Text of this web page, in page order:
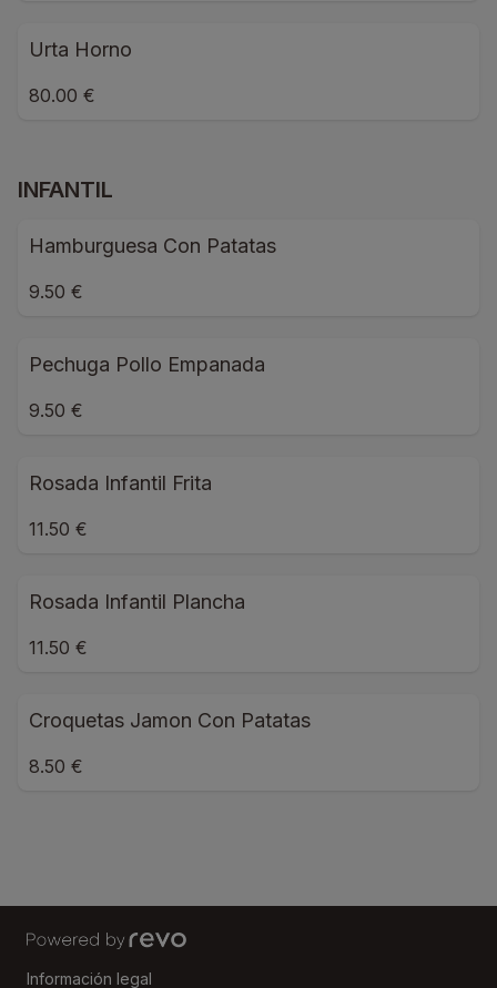
Urta Horno
80.00 €
INFANTIL
Hamburguesa Con Patatas
9.50 €
Pechuga Pollo Empanada
9.50 €
Rosada Infantil Frita
11.50 €
Rosada Infantil Plancha
11.50 €
Croquetas Jamon Con Patatas
8.50 €
Información legal